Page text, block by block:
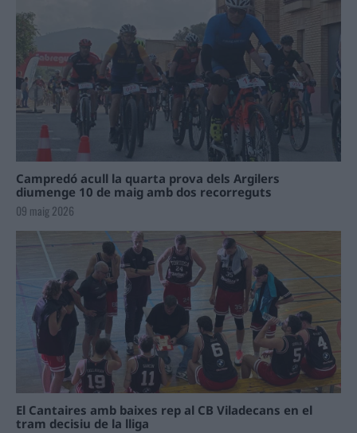
Campredó acull la quarta prova dels Argilers
diumenge 10 de maig amb dos recorreguts
09 maig 2026
El Cantaires amb baixes rep al CB Viladecans en el
tram decisiu de la lliga